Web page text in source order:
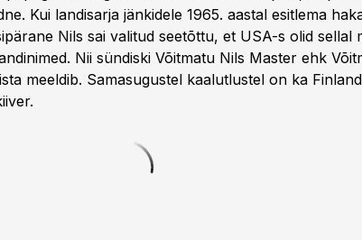
Kui landisarja jänkidele 1965. aastal esitlema
Nils sai valitud seetõttu, et USA-s olid sellal
Nii sündiski Võitmatu Nils Master ehk
meeldib. Samasugustel kaalutlustel on ka